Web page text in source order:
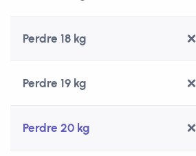
Perdre 18 kg ❌
Perdre 19 kg ❌
Perdre 20 kg ❌